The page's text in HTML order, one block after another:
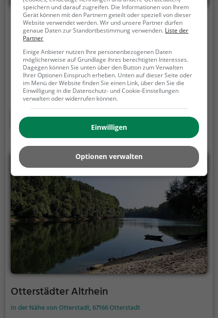
Rheinauer See
Am Rheinauer See, 68219 Mannheim
Der Rheinauer See ist ein 13,7 ha großer See in
Mannheim. Bei kristallklarem Wasser und
großzügigen Sandstränden kommt hier fast schon
echtes Karibik-Feeling auf. Wassersport-Fans
kommen am Rheinauer See ebenfalls auf ihre
Kosten. Neben einem Stand-Up-Paddle Verleih kann
auf dem See auch Wasserski und Wakeboard
gefahren werden.
Mehr erfahren
Otterstädter Altrhein
In der Nähe von Otterstadt, 67166 Otterstadt
speichern und darauf zugreifen. Die Informationen von Ihrem
Gerät können mit den Partnern geteilt oder speziell von dieser
Website verwendet werden. Wir und unsere Partner dürfen
genaue Daten zur Standortbestimmung verwenden. Liste der
Partner
Einige Anbieter nutzen Ihre personenbezogenen Daten
möglicherweise auf Grundlage ihres berechtigten Interesses.
Dagegen können Sie unten über den Button zum Verwalten
Ihrer Optionen Einspruch erheben. Unten auf dieser Seite oder
im Menü der Website finden Sie einen Link, über den Sie die
Einwilligung in die Datenschutz- und Cookie-Einstellungen
verwalten oder widerrufen können.
Einwilligen
Optionen verwalten